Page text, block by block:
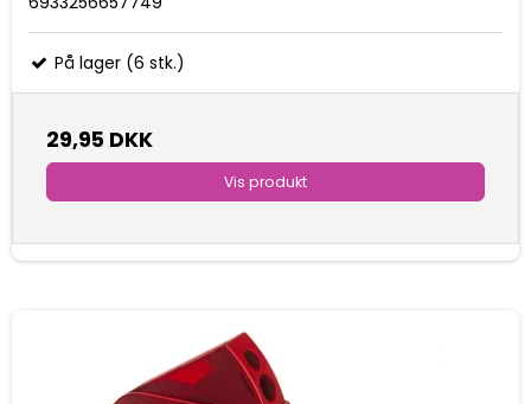
På lager (6 stk.)
29,95 DKK
Vis produkt